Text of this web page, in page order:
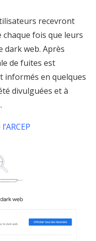
recevront
fois que leurs
dark web. Après
de fuites est
informés en quelques
divulguées et à